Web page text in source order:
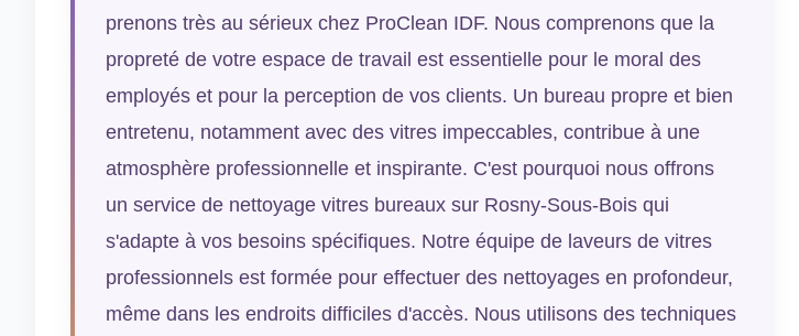
prenons très au sérieux chez ProClean IDF. Nous comprenons que la
propreté de votre espace de travail est essentielle pour le moral des
employés et pour la perception de vos clients. Un bureau propre et bien
entretenu, notamment avec des vitres impeccables, contribue à une
atmosphère professionnelle et inspirante. C'est pourquoi nous offrons
un service de nettoyage vitres bureaux sur Rosny-Sous-Bois qui
s'adapte à vos besoins spécifiques. Notre équipe de laveurs de vitres
professionnels est formée pour effectuer des nettoyages en profondeur,
même dans les endroits difficiles d'accès. Nous utilisons des techniques